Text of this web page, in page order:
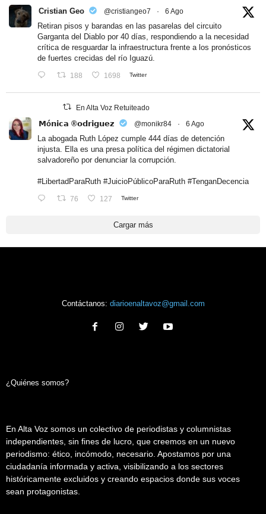
Cristian Geo @cristiangeo7 · 6 Ago
Retiran pisos y barandas en las pasarelas del circuito
Garganta del Diablo por 40 días, respondiendo a la necesidad
crítica de resguardar la infraestructura frente a los pronósticos
de fuertes crecidas del río Iguazú.
188 1698 Twitter
En Alta Voz Retuiteado
𝗠ó𝗻𝗶𝗰𝗮 ®𝗼𝗱𝗿𝗶𝗴𝘂𝗲𝘇 @monikr84 · 6 Ago
La abogada Ruth López cumple 444 días de detención
injusta. Ella es una presa política del régimen dictatorial
salvadoreño por denunciar la corrupción.
#LibertadParaRuth #JuicioPúblicoParaRuth #TenganDecencia
76 127 Twitter
Cargar más
Contáctanos: diarioenaltavoz@gmail.com
¿Quiénes somos?
En Alta Voz somos un colectivo de periodistas y columnistas
independientes, sin fines de lucro, que creemos en un nuevo
periodismo: ético, incómodo, necesario. Apostamos por una
ciudadanía informada y activa, visibilizando a los sectores
históricamente excluidos y creando espacios donde sus voces
sean protagonistas.